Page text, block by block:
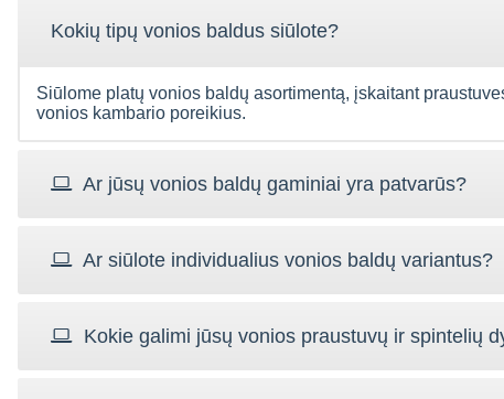
Kokių tipų vonios baldus siūlote?
Siūlome platų vonios baldų asortimentą, įskaitant
vonios kambario poreikius.
Ar jūsų vonios baldų gaminiai yra patvarūs?
Ar siūlote individualius vonios baldų variantus?
Kokie galimi jūsų vonios praustuvų ir spintelių